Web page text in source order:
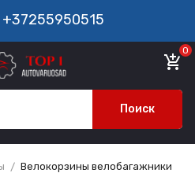
+37255950515
add_shopping_cart
0
Поиск
Велокорзины велобагажники